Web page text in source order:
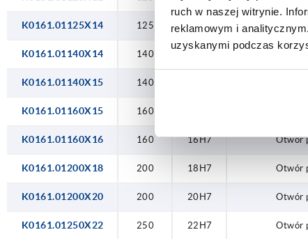
ruch w naszej witrynie.
reklamowym i
uzyskanymi podczas
K0161.01125X14 125 14H7 Otwór
K0161.01140X14 140 14H7 Otwór
K0161.01140X15 140
K0161.01160X15 160
K0161.01160X16 160 16H7 Otwór
K0161.01200X18 200 18H7 Otwór
K0161.01200X20 200 20H7 Otwór
K0161.01250X22 250 22H7 Otwór